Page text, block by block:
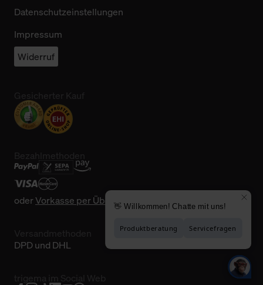
Datenschutzeinstellungen
Impressum
Widerruf
oderVorkasse per Überweisung
DPD und DHL